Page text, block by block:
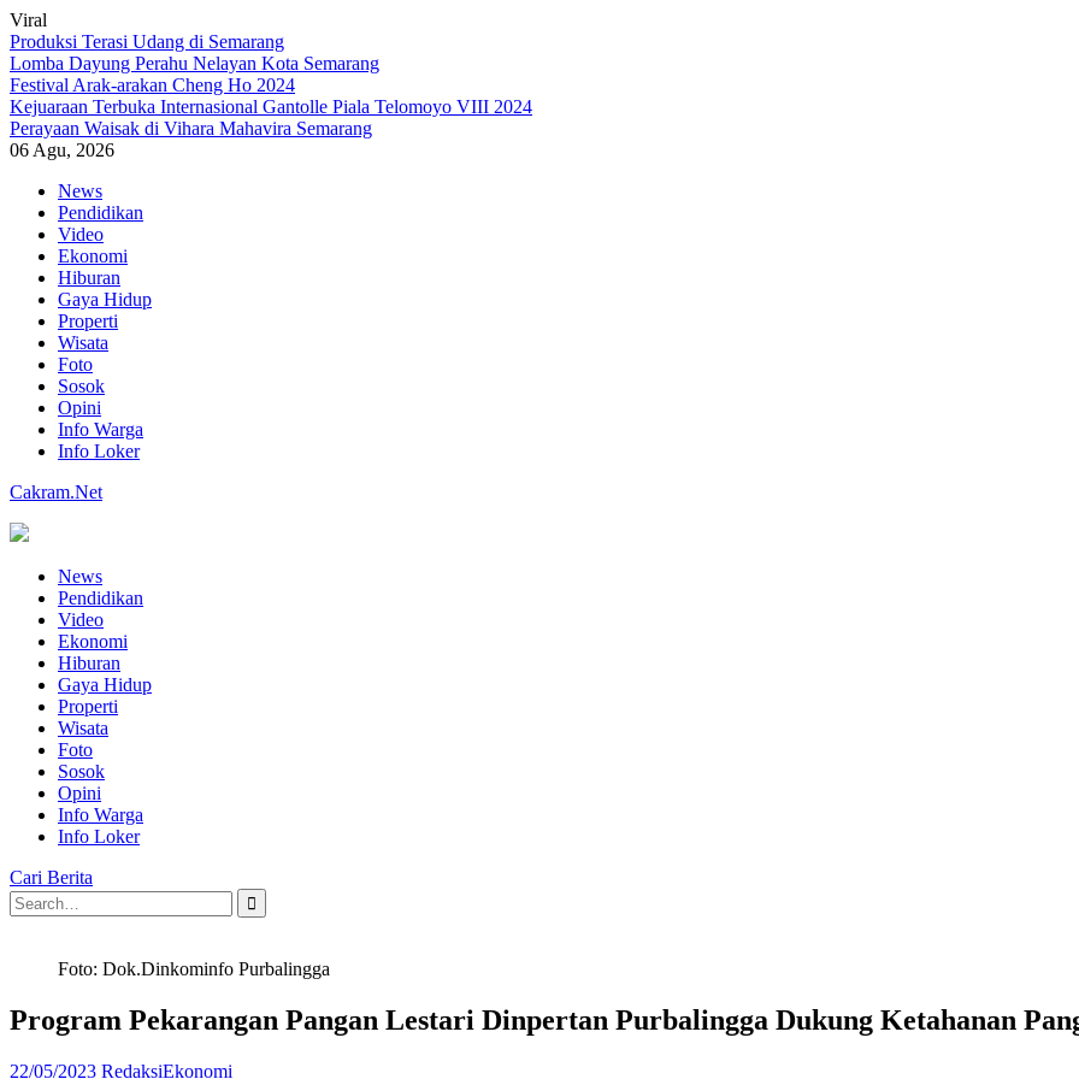
Viral
Produksi Terasi Udang di Semarang
Lomba Dayung Perahu Nelayan Kota Semarang
Festival Arak-arakan Cheng Ho 2024
Kejuaraan Terbuka Internasional Gantolle Piala Telomoyo VIII 2024
Perayaan Waisak di Vihara Mahavira Semarang
06 Agu, 2026
Skip
content
News
Pendidikan
Video
Ekonomi
Hiburan
Gaya Hidup
Properti
Wisata
Foto
Sosok
Opini
Info Warga
Info Loker
Cakram.Net
News
Pendidikan
Video
Ekonomi
Hiburan
Gaya Hidup
Properti
Wisata
Foto
Sosok
Opini
Info Warga
Info Loker
Cari Berita
Search
for:
Foto: Dok.Dinkominfo Purbalingga
Program Pekarangan Pangan Lestari Dinpertan Purbalingga Dukung Ketahanan
22/05/2023 RedaksiEkonomi